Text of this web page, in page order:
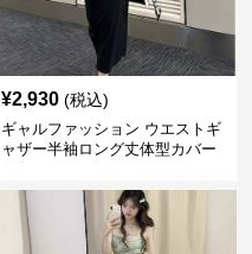
¥2,930 (税込)
ギャルファッション ウエストギ
ャザー半袖ロング丈体型カバー